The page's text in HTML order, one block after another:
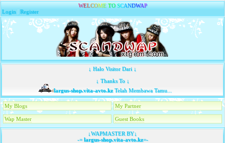
WELCOME TO SCANDWAP
Login |Register
↓ Halo Visitor Dari ↓
↓ Thanks To ↓
largus-shop.vita-avto.kzTelah Membawa Tamu...
My Blogs My Partner
Wap Master Guest Books
↓WAPMASTER BY↓
-=largus-shop.vita-avto.kz=-